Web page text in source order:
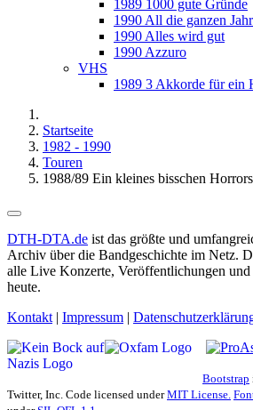
1989 1000 gute Gründe
1990 All die ganzen
1990 Alles wird gut
1990 Azzuro
VHS
1989 3 Akkorde für ein
Startseite
1982 - 1990
Touren
1988/89 Ein kleines bisschen
DTH-DTA.de ist das größte und
Archiv über die Bandgeschichte im Netz.
alle Live Konzerte, Veröffentlichungen
heute.
Kontakt | Impressum |
Bootstrap
Twitter, Inc. Code licensed underMIT License.